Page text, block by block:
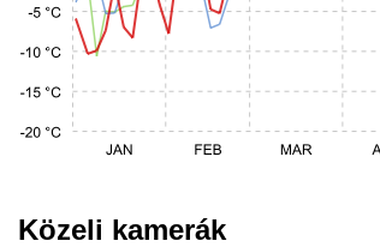
Közeli kamerák